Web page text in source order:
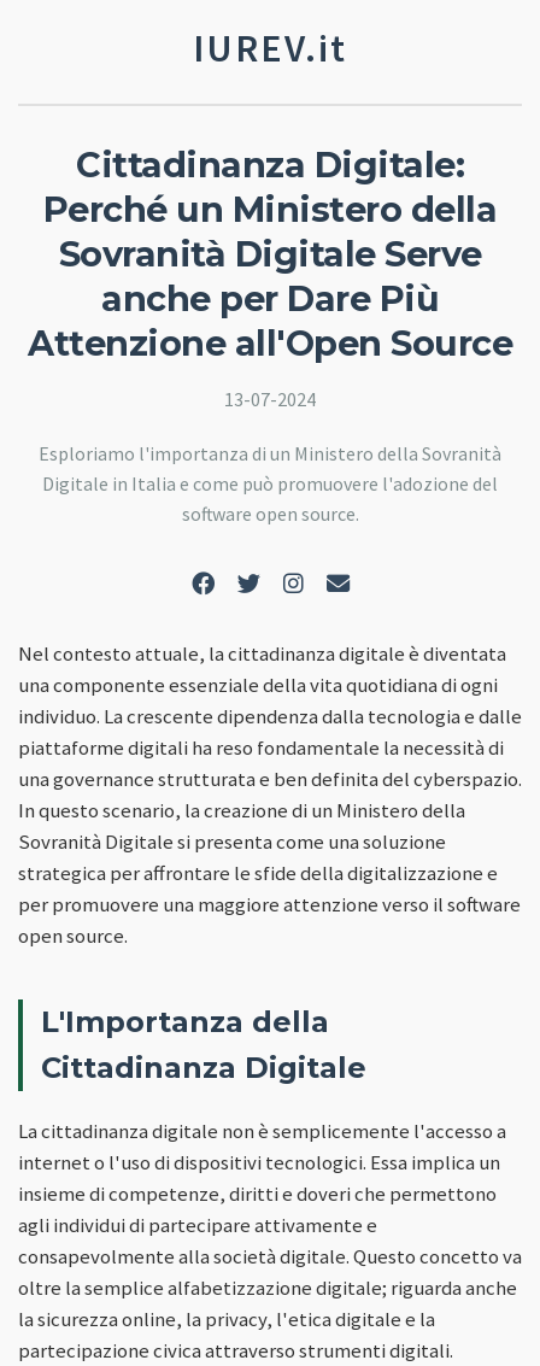
IUREV.it
Cittadinanza Digitale:
Perché un Ministero della
Sovranità Digitale Serve
anche per Dare Più
Attenzione all'Open Source
13-07-2024
Esploriamo l'importanza di un Ministero della Sovranità
Digitale in Italia e come può promuovere l'adozione del
software open source.
Nel contesto attuale, la cittadinanza digitale è diventata
una componente essenziale della vita quotidiana di ogni
individuo. La crescente dipendenza dalla tecnologia e dalle
piattaforme digitali ha reso fondamentale la necessità di
una governance strutturata e ben definita del cyberspazio.
In questo scenario, la creazione di un Ministero della
Sovranità Digitale si presenta come una soluzione
strategica per affrontare le sfide della digitalizzazione e
per promuovere una maggiore attenzione verso il software
open source.
L'Importanza della
Cittadinanza Digitale
La cittadinanza digitale non è semplicemente l'accesso a
internet o l'uso di dispositivi tecnologici. Essa implica un
insieme di competenze, diritti e doveri che permettono
agli individui di partecipare attivamente e
consapevolmente alla società digitale. Questo concetto va
oltre la semplice alfabetizzazione digitale; riguarda anche
la sicurezza online, la privacy, l'etica digitale e la
partecipazione civica attraverso strumenti digitali.